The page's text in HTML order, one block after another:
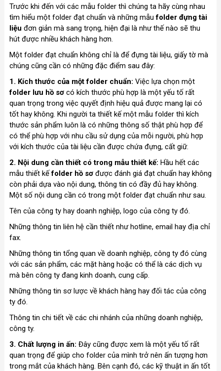
Trước khi đến với các mẫu folder thì chúng ta hãy cùng nhau
tìm hiểu một folder đạt chuẩn và những mẫufolder đựng tài
liệu đơn giản mà sang trọng, hiện đại là như thế nào sẽ thu
hút được nhiều khách hàng hơn.
Một folder đạt chuẩn không chỉ là để đựng tài liệu, giấy tờ mà
chúng cũng cần có những đặc điểm sau đây:
1. Kích thước của một folder chuẩn: Việc lựa chọn một
folder lưu hồ sơcó kích thước phù hợp là một yếu tố rất
quan trọng trong việc quyết định hiệu quả được mang lại có
tốt hay không. Khi người ta thiết kế một mẫu folder thì kích
thước sản phẩm luôn là có những thông số thật phù hợp để
có thể phù hợp với nhu cầu sử dụng của mỗi người, phù hợp
với kích thước của tài liệu cần được chứa đựng, cất giữ.
2. Nội dung cần thiết có trong mẫu thiết kế: Hầu hết các
mẫu thiết kếfolder hồ sơđược đánh giá đạt chuẩn hay không
còn phải dựa vào nội dung, thông tin có đầy đủ hay không.
Một số nội dung cần có trong một folder đạt chuẩn như sau.
Tên của công ty hay doanh nghiệp, logo của công ty đó.
Những thông tin liên hệ cần thiết như hotline, email hay địa chỉ
fax.
Những thông tin tổng quan về doanh nghiệp, công ty đó cùng
với các sản phẩm, các mặt hàng hoặc có thể là các dịch vụ
mà bên công ty đang kinh doanh, cung cấp.
Những thông tin sơ lược về khách hàng hay đối tác của công
ty đó.
Thông tin chi tiết về các chi nhánh của những doanh nghiệp,
công ty.
3. Chất lượng in ấn: Đây cũng được xem là một yếu tố rất
quan trọng để giúp cho folder của mình trở nên ấn tượng hơn
trong mắt của khách hàng. Bên cạnh đó, các kỹ thuật in ấn tốt